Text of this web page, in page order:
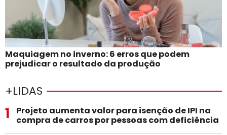
Maquiagem no inverno: 6 erros que podem
prejudicar o resultado da produção
+LIDAS
1
Projeto aumenta valor para isenção de IPI na
compra de carros por pessoas com deficiência